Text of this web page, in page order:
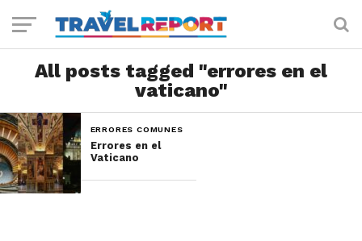
All posts tagged "errores en el
vaticano"
ERRORES COMUNES
Errores en el
Vaticano